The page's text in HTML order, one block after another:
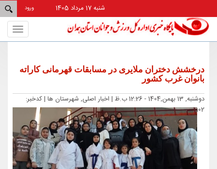
ورود
شنبه 17 مرداد 1405
درخشش دختران ملایری در مسابقات قهرمانی کاراته
بانوان غرب کشور
دوشنبه, 13 بهمن,1404 - 12:26 ب.ظ | اخبار اصلی, شهرستان ها | کدخبر:
17102